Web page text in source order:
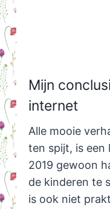
Mijn
internet
Alle mooie
ten spijt, is een
2019 gewoon
de kinderen te
is ook niet